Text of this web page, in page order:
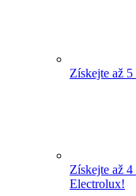
Získejte až
Získejte až
Electrolux!